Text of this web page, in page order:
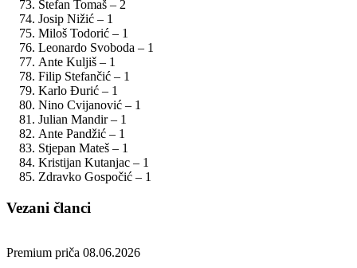
Stefan Tomaš – 2
Josip Nižić – 1
Miloš Todorić – 1
Leonardo Svoboda – 1
Ante Kuljiš – 1
Filip Stefančić – 1
Karlo Đurić – 1
Nino Cvijanović – 1
Julian Mandir – 1
Ante Pandžić – 1
Stjepan Mateš – 1
Kristijan Kutanjac – 1
Zdravko Gospočić – 1
Vezani članci
Premium priča 08.06.2026